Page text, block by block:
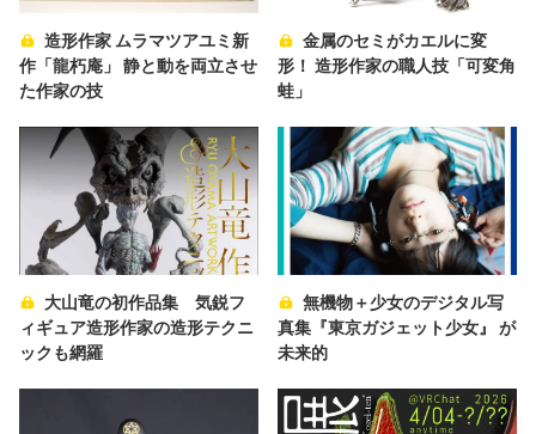
造形作家 ムラマツアユミ新
作「龍朽庵」 静と動を両立させ
た作家の技
金属のセミがカエルに変
形！ 造形作家の職人技「可変角
蛙」
大山竜の初作品集 気鋭フ
ィギュア造形作家の造形テクニ
ックも網羅
無機物＋少女のデジタル写
真集『東京ガジェット少女』 が
未来的